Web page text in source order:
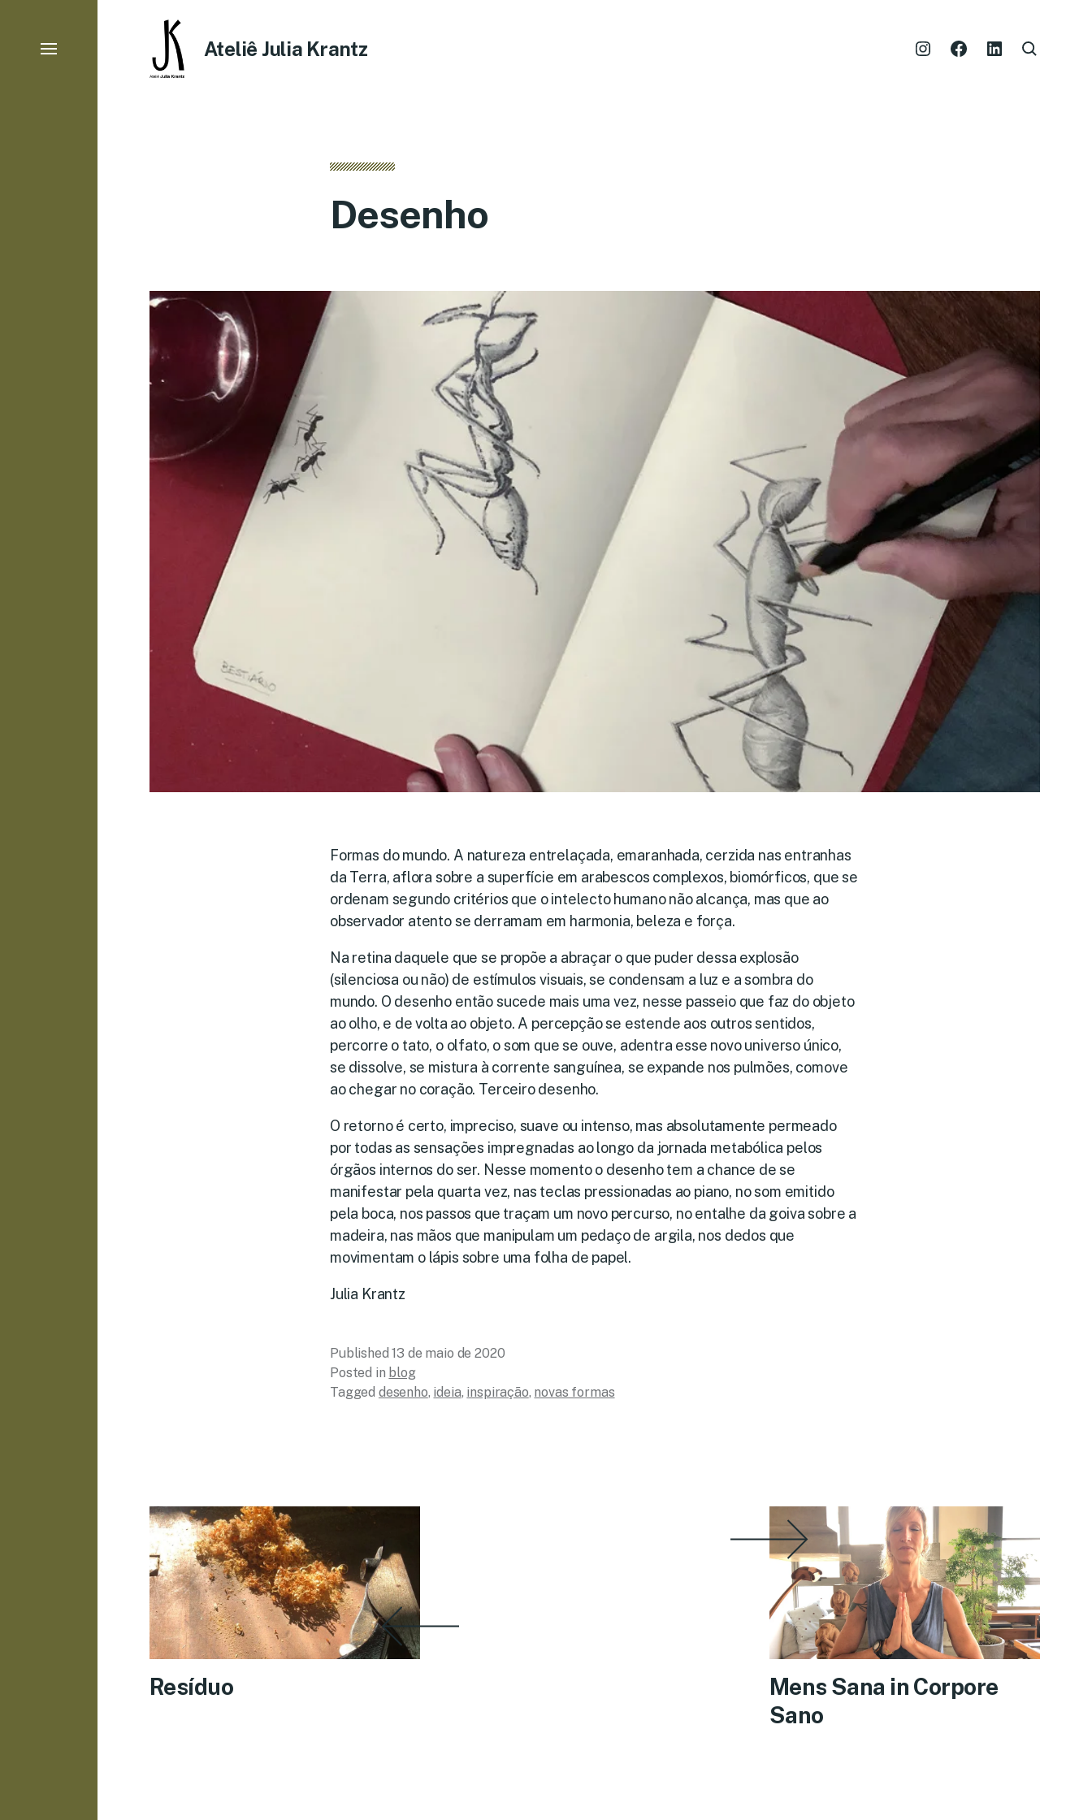
Ateliê Julia Krantz
Desenho
Formas do mundo. A natureza entrelaçada, emaranhada, cerzida nas entranhas
da Terra, aflora sobre a superfície em arabescos complexos, biomórficos, que se
ordenam segundo critérios que o intelecto humano não alcança, mas que ao
observador atento se derramam em harmonia, beleza e força.
Na retina daquele que se propõe a abraçar o que puder dessa explosão
(silenciosa ou não) de estímulos visuais, se condensam a luz e a sombra do
mundo. O desenho então sucede mais uma vez, nesse passeio que faz do objeto
ao olho, e de volta ao objeto. A percepção se estende aos outros sentidos,
percorre o tato, o olfato, o som que se ouve, adentra esse novo universo único,
se dissolve, se mistura à corrente sanguínea, se expande nos pulmões, comove
ao chegar no coração. Terceiro desenho.
O retorno é certo, impreciso, suave ou intenso, mas absolutamente permeado
por todas as sensações impregnadas ao longo da jornada metabólica pelos
órgãos internos do ser. Nesse momento o desenho tem a chance de se
manifestar pela quarta vez, nas teclas pressionadas ao piano, no som emitido
pela boca, nos passos que traçam um novo percurso, no entalhe da goiva sobre a
madeira, nas mãos que manipulam um pedaço de argila, nos dedos que
movimentam o lápis sobre uma folha de papel.
Julia Krantz
Published13 de maio de 2020
Posted in blog
Tagged desenho, ideia, inspiração, novas formas
Resíduo
Mens Sana in Corpore
Sano